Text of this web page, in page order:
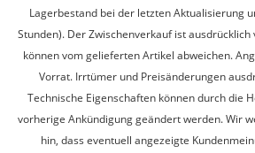
Lagerbestand bei der letzten Aktualisierung
Stunden). Der Zwischenverkauf ist
können vom gelieferten Artikel abweichen.
Vorrat. Irrtümer und Preisänderungen
Technische Eigenschaften können durch die
vorherige Ankündigung geändert werden. Wir
hin, dass eventuell angezeigte